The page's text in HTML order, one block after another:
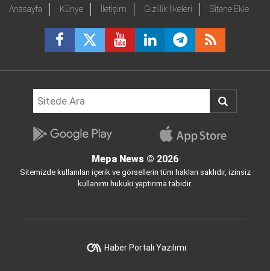
Anasayfa Künye İletişim Gizlilik İlkeleri Sitene Ekle
Mepa News © 2026
Sitemizde kullanılan içerik ve görsellerin tüm hakları saklıdır, izinsiz
kullanımı hukuki yaptırıma tabidir.
Haber Portalı Yazılımı